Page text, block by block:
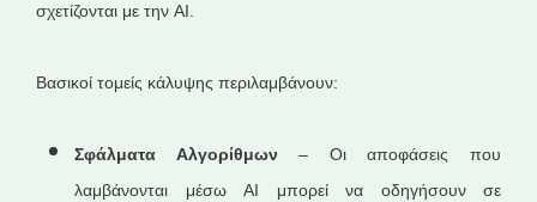
σχετίζονται με την AI.
Βασικοί τομείς κάλυψης περιλαμβάνουν:
Σφάλματα Αλγορίθμων – Οι αποφάσεις που
λαμβάνονται μέσω AI μπορεί να οδηγήσουν σε